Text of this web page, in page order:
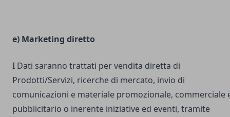
e) Marketing diretto
I Dati saranno trattati per vendita diretta di
Prodotti/Servizi, ricerche di mercato, invio di
comunicazioni e materiale promozionale, commerciale
pubblicitario o inerente iniziative ed eventi, tramite